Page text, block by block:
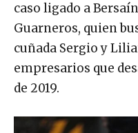
caso ligado a
Guarneros, quien
cuñada Sergio y
empresarios que
de 2019.